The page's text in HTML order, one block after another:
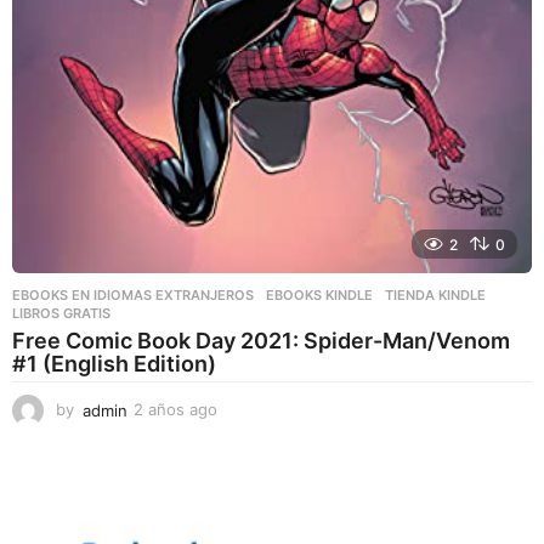
2 0
EBOOKS EN IDIOMAS EXTRANJEROS ,EBOOKS KINDLE ,TIENDA KINDLE
LIBROS GRATIS
Free Comic Book Day 2021: Spider-Man/Venom
#1 (English Edition)
by admin 2 años ago